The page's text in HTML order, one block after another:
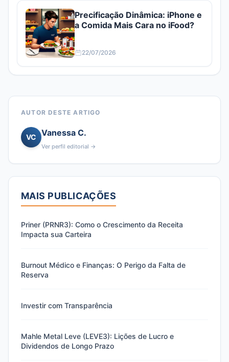
Precificação Dinâmica: iPhone e
a Comida Mais Cara no iFood?
22/07/2026
AUTOR DESTE ARTIGO
VC Vanessa C.
Ver perfil editorial →
MAIS PUBLICAÇÕES
Priner (PRNR3): Como o Crescimento da Receita
Impacta sua Carteira
Burnout Médico e Finanças: O Perigo da Falta de
Reserva
Investir com Transparência
Mahle Metal Leve (LEVE3): Lições de Lucro e
Dividendos de Longo Prazo